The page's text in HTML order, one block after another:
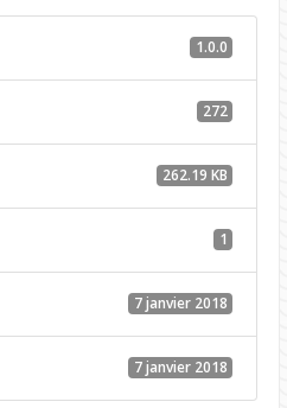
1.0.0
272
262.19 KB
1
7 janvier 2018
7 janvier 2018